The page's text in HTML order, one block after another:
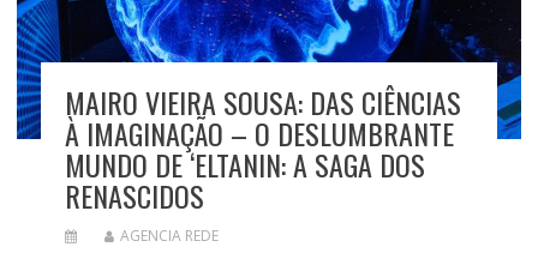
MAIRO VIEIRA SOUSA: DAS CIÊNCIAS
À IMAGINAÇÃO – O DESLUMBRANTE
MUNDO DE ‘ELTANIN: A SAGA DOS
RENASCIDOS
AGENCIA REDE